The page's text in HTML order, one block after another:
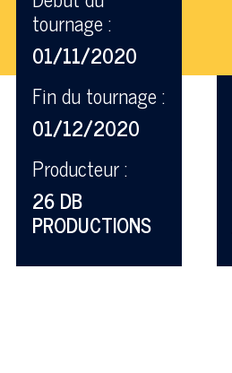
tournage :
01/11/2020
Fin du tournage :
01/12/2020
Producteur :
26 DB
PRODUCTIONS